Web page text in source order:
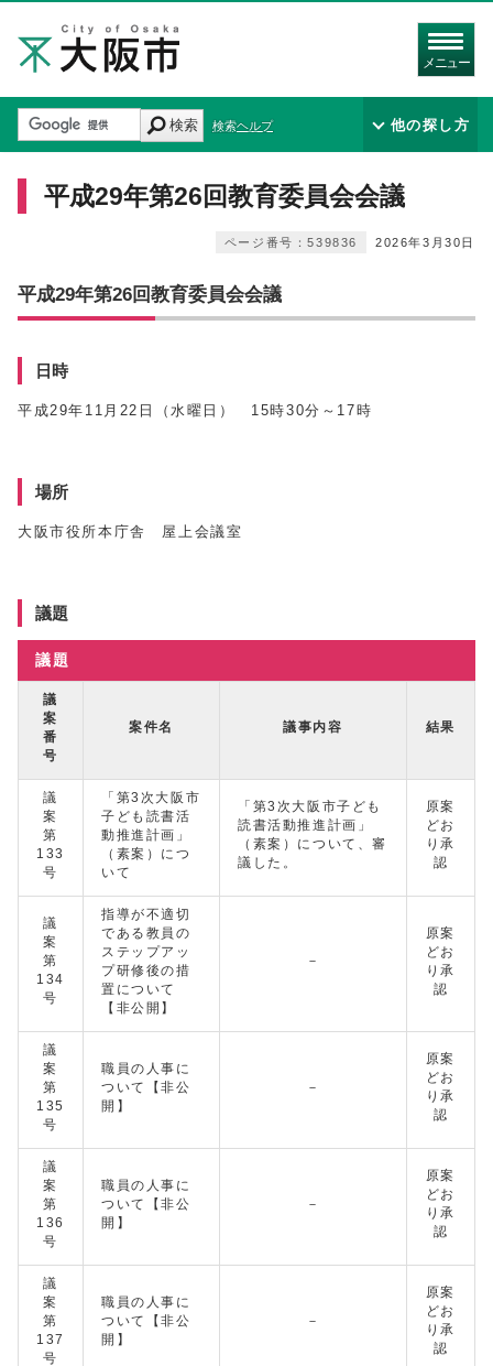
メニュー
検索 検索ヘルプ 他の探し方
平成29年第26回教育委員会会議
2026年3月30日
ページ番号：539836
平成29年第26回教育委員会会議
日時
平成29年11月22日（水曜日） 15時30分～17時
場所
大阪市役所本庁舎 屋上会議室
議題
議題
議
案
番
号
案件名 議事内容 結果
議
案
第
133
号
「第3次大阪市
子ども読書活
動推進計画」
（素案）につ
いて
「第3次大阪市子ども
読書活動推進計画」
（素案）について、審
議した。
原案
どお
り承
認
議
案
第
134
号
指導が不適切
である教員の
ステップアッ
プ研修後の措
置について
【非公開】
－
原案
どお
り承
認
議
案
第
135
号
職員の人事に
ついて【非公
開】
－
原案
どお
り承
認
議
案
第
136
号
職員の人事に
ついて【非公
開】
－
原案
どお
り承
認
議
案
第
137
号
職員の人事に
ついて【非公
開】
－
原案
どお
り承
認